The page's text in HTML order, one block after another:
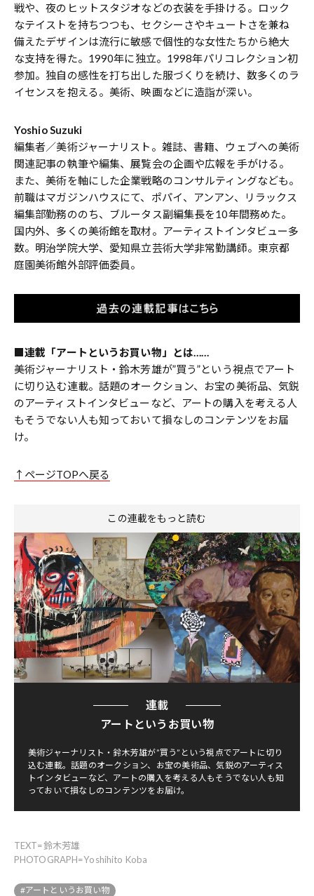
戦や、夜のヒットスタジオなどの衣装を手掛ける。ロック
なテイストを持ちつつも、セクシーさやキュートさを兼ね
備えたデザインは流行に敏感で個性的な女性たちから絶大
な支持を得た。1990年に独立。1998年パリコレクション初
参加。独自の感性を打ち出した服づくりを続け、数多くのラ
イセンスを抱える。美術、映画などに造詣が深い。
Yoshio Suzuki
編集者／美術ジャーナリスト。雑誌、書籍、ウェブへの美術
関連記事の執筆や編集、展覧会の企画や広報を手がける。
また、美術を軸にした企業戦略のコンサルティングなども。
前職はマガジンハウスにて、ポパイ、アンアン、リラックス
編集部勤務ののち、ブルータス副編集長を10年間務めた。
国内外、多くの美術館を取材。アーティストインタビュー多
数。明治学院大学、愛知県立芸術大学非常勤講師。東京都
庭園美術館外部評価委員。
■連載「アートというお買い物」とは……
美術ジャーナリスト・鈴木芳雄が”買う”という視点でアート
に切り込む連載。話題のオークション、お宝の美術品、気鋭
のアーティストインタビューなど、アートの購入を考える人
もそうでない人も知っておいて損なしのコンテンツをお届
け。
↑ページTOPへ戻る
この連載をもっと読む
連載
アートというお買い物
美術ジャーナリスト・鈴木芳雄が”買う”という視点でアートに切り
込む連載。話題のオークション、お宝の美術品、気鋭のアーティス
トインタビューなど、アートの購入を考える人もそうでない人も知
っておいて損なしのコンテンツをお届け。
TEXT=鈴木芳雄
PHOTOGRAPH=Yoshihito Koba
#アートというお買い物